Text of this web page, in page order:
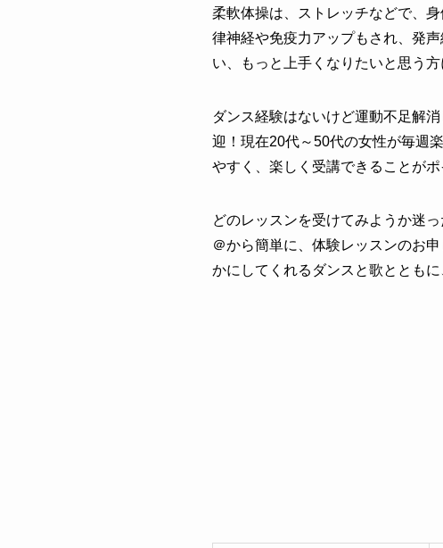
柔軟体操は、ストレッチなどで、
律神経や免疫力アップもされ、発
い、もっと上手くなりたいと思う
ダンス経験はないけど運動不足解
迎！現在20代～50代の女性が毎週
やすく、楽しく受講できることが
どのレッスンを受けてみようか迷
＠から簡単に、体験レッスンのお
かにしてくれるダンスと歌ととも